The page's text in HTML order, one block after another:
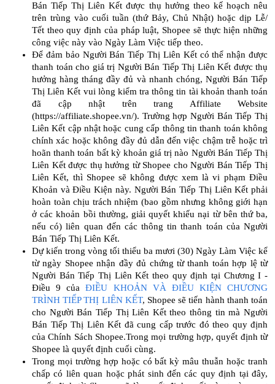
Bán Tiếp Thị Liên Kết được thụ hưởng theo kế hoạch nêu
trên trùng vào cuối tuần (thứ Bảy, Chủ Nhật) hoặc dịp Lễ/
Tết theo quy định của pháp luật, Shopee sẽ thực hiện những
công việc này vào Ngày Làm Việc tiếp theo.
Để đảm bảo Người Bán Tiếp Thị Liên Kết có thể nhận được
thanh toán cho giá trị Người Bán Tiếp Thị Liên Kết được thụ
hưởng hàng tháng đầy đủ và nhanh chóng, Người Bán Tiếp
Thị Liên Kết vui lòng kiểm tra thông tin tài khoản thanh toán
đã cập nhật trên trang Affiliate Website
(https://affiliate.shopee.vn/). Trường hợp Người Bán Tiếp Thị
Liên Kết cập nhật hoặc cung cấp thông tin thanh toán không
chính xác hoặc không đầy đủ dẫn đến việc chậm trễ hoặc trì
hoãn thanh toán bất kỳ khoản giá trị nào Người Bán Tiếp Thị
Liên Kết được thụ hưởng từ Shopee cho Người Bán Tiếp Thị
Liên Kết, thì Shopee sẽ không được xem là vi phạm Điều
Khoản và Điều Kiện này. Người Bán Tiếp Thị Liên Kết phải
hoàn toàn chịu trách nhiệm (bao gồm nhưng không giới hạn
ở các khoản bồi thường, giải quyết khiếu nại từ bên thứ ba,
nếu có) liên quan đến các thông tin thanh toán của Người
Bán Tiếp Thị Liên Kết.
Dự kiến trong vòng tối thiểu ba mươi (30) Ngày Làm Việc kể
từ ngày Shopee nhận đầy đủ chứng từ thanh toán hợp lệ từ
Người Bán Tiếp Thị Liên Kết theo quy định tại Chương I -
Điều 9 củaĐIỀU KHOẢN VÀ ĐIỀU KIỆN CHƯƠNG
TRÌNH TIẾP THỊ LIÊN KẾT, Shopee sẽ tiến hành thanh toán
cho Người Bán Tiếp Thị Liên Kết theo thông tin mà Người
Bán Tiếp Thị Liên Kết đã cung cấp trước đó theo quy định
của Chính Sách Shopee.Trong mọi trường hợp, quyết định từ
Shopee là quyết định cuối cùng.
Trong mọi trường hợp hoặc có bất kỳ mâu thuẫn hoặc tranh
chấp có liên quan hoặc phát sinh đến các quy định tại đây,